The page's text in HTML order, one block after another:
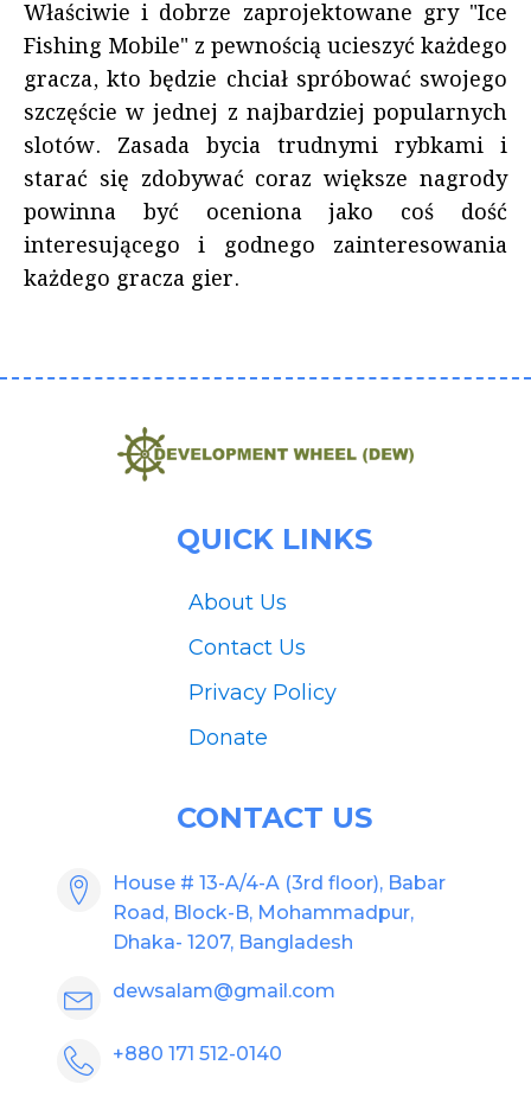
Właściwie i dobrze zaprojektowane gry "Ice
Fishing Mobile" z pewnością ucieszyć każdego
gracza, kto będzie chciał spróbować swojego
szczęście w jednej z najbardziej popularnych
slotów. Zasada bycia trudnymi rybkami i
starać się zdobywać coraz większe nagrody
powinna być oceniona jako coś dość
interesującego i godnego zainteresowania
każdego gracza gier.
QUICK LINKS
About Us
Contact Us
Privacy Policy
Donate
CONTACT US
House # 13-A/4-A (3rd floor), Babar
Road, Block-B, Mohammadpur,
Dhaka- 1207, Bangladesh
dewsalam@gmail.com
+880 171 512-0140